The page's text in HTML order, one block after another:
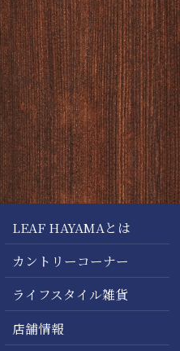
！
英国アンティーク ベントウッドチェア
クショップ
ました。
LEAF HAYAMAとは
カントリーコーナー
ライフスタイル雑貨
店舗情報